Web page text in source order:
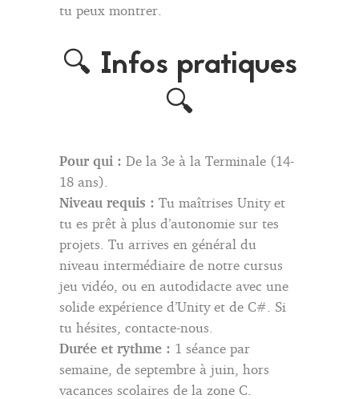
tu peux montrer.
🔍 Infos pratiques
🔍
Pour qui : De la 3e à la Terminale (14-
18 ans).
Niveau requis : Tu maîtrises Unity et
tu es prêt à plus d’autonomie sur tes
projets. Tu arrives en général du
niveau intermédiaire de notre cursus
jeu vidéo, ou en autodidacte avec une
solide expérience d’Unity et de C#. Si
tu hésites, contacte-nous.
Durée et rythme : 1 séance par
semaine, de septembre à juin, hors
vacances scolaires de la zone C.